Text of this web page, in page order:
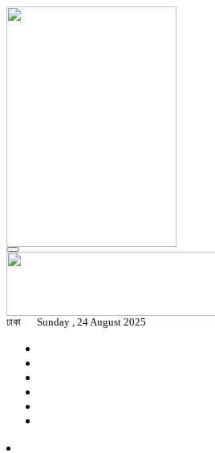
ঢাকা Sunday , 24 August 2025